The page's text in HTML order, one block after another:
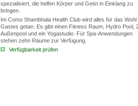
spezialisiert, die helfen Körper und Geist in Einklang zu
bringen.
Im Como Shambhala Health Club wird alles für das Wohl
Gastes getan. Es gibt einen Fitness Raum, Hydro Pool,
Außenpool und ein Yogastudio. Für Spa-Anwendungen
stehen zehn Räume zur Verfügung.
Verfügbarkeit prüfen